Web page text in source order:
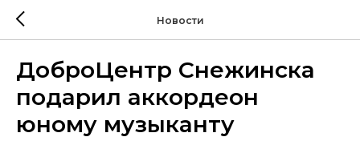
Новости
ДоброЦентр Снежинска
подарил аккордеон
юному музыканту